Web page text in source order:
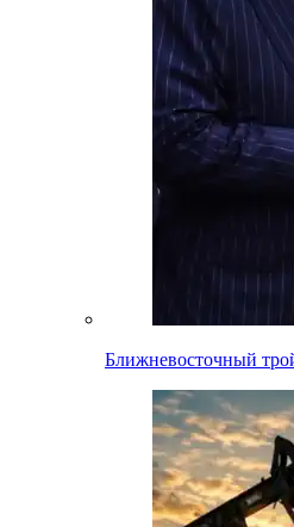
Ближневосточный